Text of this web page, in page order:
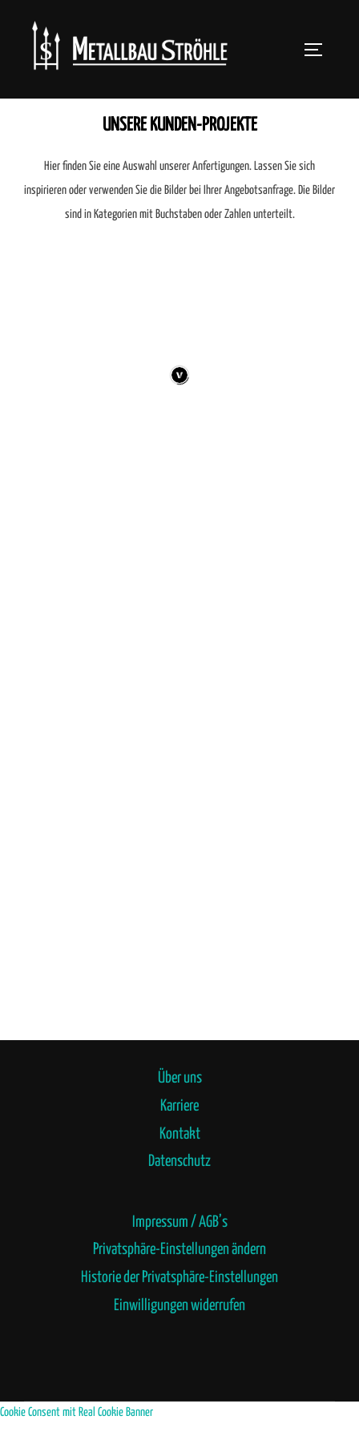
Suchen
UNSERE KUNDEN-PROJEKTE
Hier finden Sie eine Auswahl unserer Anfertigungen. Lassen Sie sich
inspirieren oder verwenden Sie die Bilder bei Ihrer Angebotsanfrage. Die Bilder
sind in Kategorien mit Buchstaben oder Zahlen unterteilt.
Über uns
Karriere
Kontakt
Datenschutz
Impressum / AGB’s
Privatsphäre-Einstellungen ändern
Historie der Privatsphäre-Einstellungen
Einwilligungen widerrufen
Cookie Consent mit Real Cookie Banner